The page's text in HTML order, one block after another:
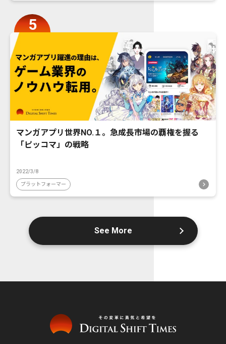
マンガアプリ世界NO.１。急成長市場の覇権を握る
「ピッコマ」の戦略
2022/3/8
プラットフォーマー
See More